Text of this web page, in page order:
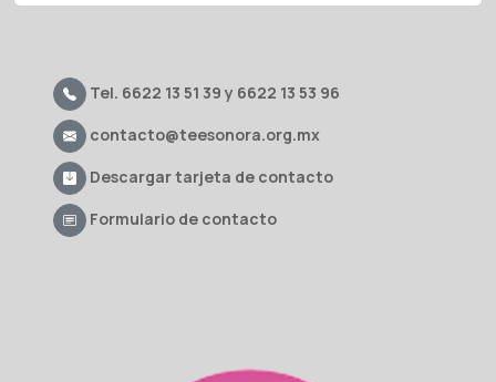
Tel. 6622 13 51 39 y 6622 13 53 96
contacto@teesonora.org.mx
Descargar tarjeta de contacto
Formulario de contacto